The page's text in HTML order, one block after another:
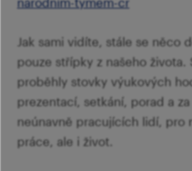
Jak sami vidíte, stále se něco
pouze střípky z našeho života.
proběhly stovky výukových
prezentací, setkání, porad a
neúnavně pracujících lidí, pro
práce, ale i život.